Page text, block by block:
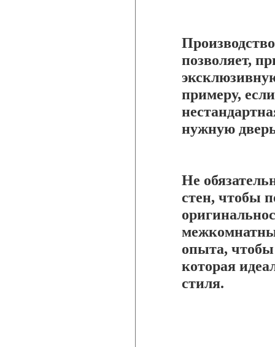
позволяет,
примеру,
нужную
Не
стен, чтобы
опыта, чтобы
которая
стиля.